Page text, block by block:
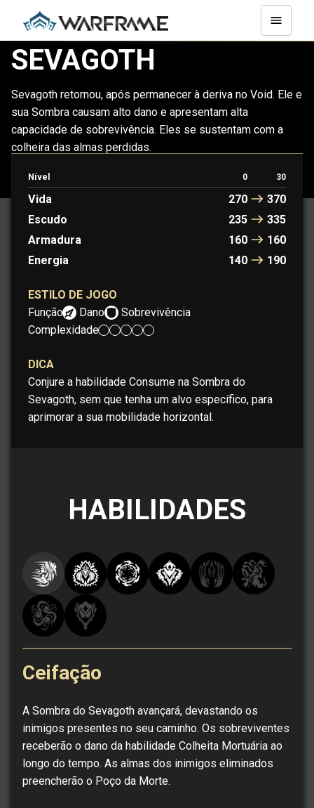
SEVAGOTH
Sevagoth retornou, após permanecer à deriva no Void. Ele e
sua Sombra causam alto dano e apresentam alta
capacidade de sobrevivência. Eles se sustentam com a
colheira das almas perdidas.
SEVAGOTH PRIME
Nível 0 30
Vida 270
370
Escudo
235
335
Armadura
160
160
Energia
140 190
ESTILO DE JOGO
Função:
Dano
Sobrevivência
Complexidade:
DICA
Conjure a habilidade Consume na Sombra do
Sevagoth, sem que tenha um alvo específico, para
aprimorar a sua mobilidade horizontal.
HABILIDADES
Ceifação
A Sombra do Sevagoth avançará, devastando os
inimigos presentes no seu caminho. Os sobreviventes
receberão o dano da habilidade Colheita Mortuária ao
longo do tempo. As almas dos inimigos eliminados
preencherão o Poço da Morte.